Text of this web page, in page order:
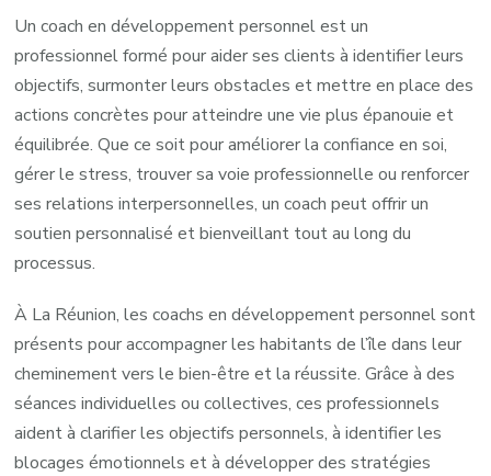
Un coach en développement personnel est un
professionnel formé pour aider ses clients à identifier leurs
objectifs, surmonter leurs obstacles et mettre en place des
actions concrètes pour atteindre une vie plus épanouie et
équilibrée. Que ce soit pour améliorer la confiance en soi,
gérer le stress, trouver sa voie professionnelle ou renforcer
ses relations interpersonnelles, un coach peut offrir un
soutien personnalisé et bienveillant tout au long du
processus.
À La Réunion, les coachs en développement personnel sont
présents pour accompagner les habitants de l’île dans leur
cheminement vers le bien-être et la réussite. Grâce à des
séances individuelles ou collectives, ces professionnels
aident à clarifier les objectifs personnels, à identifier les
blocages émotionnels et à développer des stratégies